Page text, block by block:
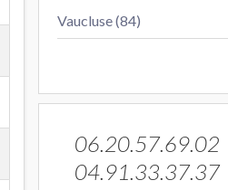
Vaucluse (84)
06.20.57.69.02
04.91.33.37.37